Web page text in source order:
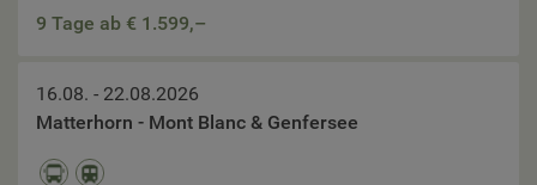
9 Tage ab € 1.599,–
16.08. - 22.08.2026
Matterhorn - Mont Blanc & Genfersee